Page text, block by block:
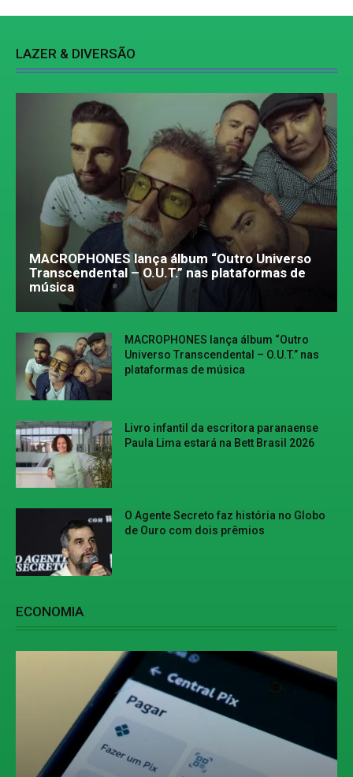
LAZER & DIVERSÃO
MACROPHONES lança álbum “Outro Universo
Transcendental – O.U.T.” nas plataformas de
música
MACROPHONES lança álbum “Outro
Universo Transcendental – O.U.T.” nas
plataformas de música
Livro infantil da escritora paranaense
Paula Lima estará na Bett Brasil 2026
O Agente Secreto faz história no Globo
de Ouro com dois prêmios
ECONOMIA